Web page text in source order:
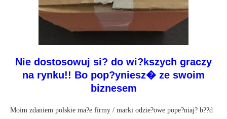
Nie dostosowuj si? do wi?kszych graczy
na rynku!! Bo pop?yniesz� ze swoim
biznesem
Moim zdaniem polskie ma?e firmy / marki odzie?owe pope?niaj? b??d